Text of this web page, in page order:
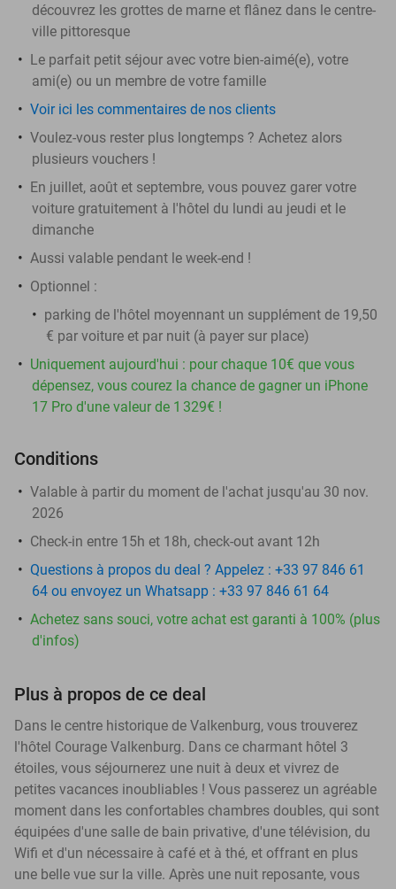
découvrez les grottes de marne et flânez dans le centre-
ville pittoresque
Le parfait petit séjour avec votre bien-aimé(e), votre
ami(e) ou un membre de votre famille
Voir ici les commentaires de nos clients
Voulez-vous rester plus longtemps ? Achetez alors
plusieurs vouchers !
En juillet, août et septembre, vous pouvez garer votre
voiture gratuitement à l'hôtel du lundi au jeudi et le
dimanche
Aussi valable pendant le week-end !
Optionnel :
parking de l'hôtel moyennant un supplément de 19,50
€ par voiture et par nuit (à payer sur place)
Uniquement aujourd'hui : pour chaque 10€ que vous
dépensez, vous courez la chance de gagner un iPhone
17 Pro d'une valeur de 1 329€ !
Conditions
Valable à partir du moment de l'achat jusqu'au 30 nov.
2026
Check-in entre 15h et 18h, check-out avant 12h
Questions à propos du deal ? Appelez : +33 97 846 61
64 ou envoyez un Whatsapp : +33 97 846 61 64
Achetez sans souci, votre achat est garanti à 100% (plus
d'infos)
Plus à propos de ce deal
Dans le centre historique de Valkenburg, vous trouverez
l'hôtel Courage Valkenburg. Dans ce charmant hôtel 3
étoiles, vous séjournerez une nuit à deux et vivrez de
petites vacances inoubliables ! Vous passerez un agréable
moment dans les confortables chambres doubles, qui sont
équipées d'une salle de bain privative, d'une télévision, du
Wifi et d'un nécessaire à café et à thé, et offrant en plus
une belle vue sur la ville. Après une nuit reposante, vous